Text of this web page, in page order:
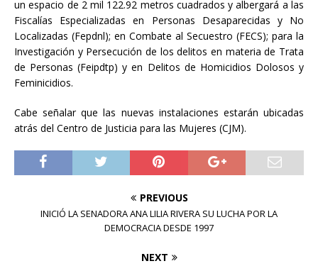
un espacio de 2 mil 122.92 metros cuadrados y albergará a las
Fiscalías Especializadas en Personas Desaparecidas y No
Localizadas (Fepdnl); en Combate al Secuestro (FECS); para la
Investigación y Persecución de los delitos en materia de Trata
de Personas (Feipdtp) y en Delitos de Homicidios Dolosos y
Feminicidios.
Cabe señalar que las nuevas instalaciones estarán ubicadas
atrás del Centro de Justicia para las Mujeres (CJM).
PREVIOUS
INICIÓ LA SENADORA ANA LILIA RIVERA SU LUCHA POR LA
DEMOCRACIA DESDE 1997
NEXT